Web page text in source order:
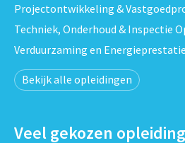
Projectontwikkeling &
Techniek, Onderhoud & Inspectie
Verduurzaming en
Bekijk alle opleidingen
Veel gekozen